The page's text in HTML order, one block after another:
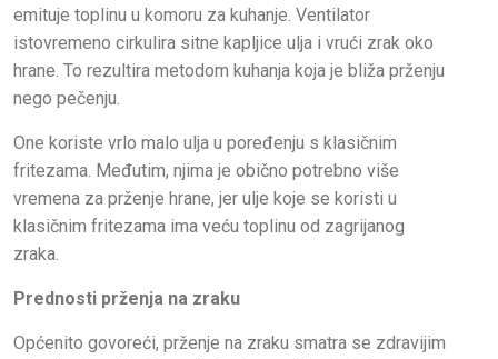
emituje toplinu u komoru za kuhanje. Ventilator
istovremeno cirkulira sitne kapljice ulja i vrući zrak oko
hrane. To rezultira metodom kuhanja koja je bliža prženju
nego pečenju.
One koriste vrlo malo ulja u poređenju s klasičnim
fritezama. Međutim, njima je obično potrebno više
vremena za prženje hrane, jer ulje koje se koristi u
klasičnim fritezama ima veću toplinu od zagrijanog
zraka.
Prednosti prženja na zraku
Općenito govoreći, prženje na zraku smatra se zdravijim